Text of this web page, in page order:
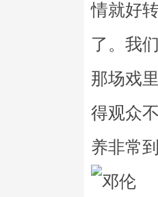
情就好
了。我
那场戏
得观众
养非常